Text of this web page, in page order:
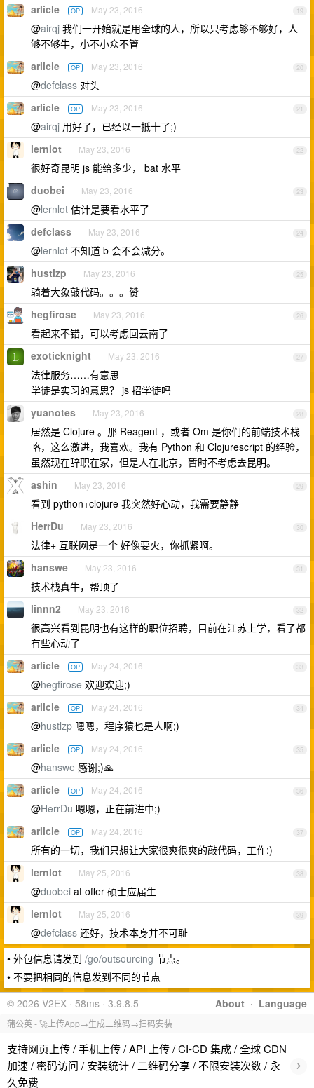
19
arlicle OP May 23, 2016
@airqj 我们一开始就是用全球的人，所以只考虑够不够好，人
够不够牛，小不小众不管
20
arlicle OP May 23, 2016
@defclass 对头
21
arlicle OP May 23, 2016
@airqj 用好了，已经以一抵十了;)
22
lernlot May 23, 2016
很好奇昆明 js 能给多少， bat 水平
23
duobei May 23, 2016
@lernlot 估计是要看水平了
24
defclass May 23, 2016
@lernlot 不知道 b 会不会减分。
25
hustlzp May 23, 2016
骑着大象敲代码。。。赞
26
hegfirose May 23, 2016
看起来不错，可以考虑回云南了
27
exoticknight May 23, 2016
法律服务……有意思
学徒是实习的意思？ js 招学徒吗
28
yuanotes May 23, 2016
居然是 Clojure 。那 Reagent ，或者 Om 是你们的前端技术栈
咯，这么激进，我喜欢。我有 Python 和 Clojurescript 的经验，
虽然现在辞职在家，但是人在北京，暂时不考虑去昆明。
29
ashin May 23, 2016
看到 python+clojure 我突然好心动，我需要静静
30
HerrDu May 23, 2016
法律+ 互联网是一个 好像要火，你抓紧啊。
31
hanswe May 23, 2016
技术栈真牛，帮顶了
32
linnn2 May 23, 2016
很高兴看到昆明也有这样的职位招聘，目前在江苏上学，看了都
有些心动了
33
arlicle OP May 24, 2016
@hegfirose 欢迎欢迎;)
34
arlicle OP May 24, 2016
@hustlzp 嗯嗯，程序猿也是人啊;)
35
arlicle OP May 24, 2016
@hanswe 感谢;)🙏
36
arlicle OP May 24, 2016
@HerrDu 嗯嗯，正在前进中;)
37
arlicle OP May 24, 2016
所有的一切，我们只想让大家很爽很爽的敲代码，工作;)
38
lernlot May 25, 2016
@duobei at offer 硕士应届生
39
lernlot May 25, 2016
@defclass 还好，技术本身并不可耻
• 外包信息请发到 /go/outsourcing 节点。
• 不要把相同的信息发到不同的节点
About · Language
© 2026 V2EX · 58ms · 3.9.8.5
蒲公英 - 🚀上传App→生成二维码→扫码安装
支持网页上传 / 手机上传 / API 上传 / CI-CD 集成 / 全球 CDN
加速 / 密码访问 / 安装统计 / 二维码分享 / 不限安装次数 / 永
久免费
›